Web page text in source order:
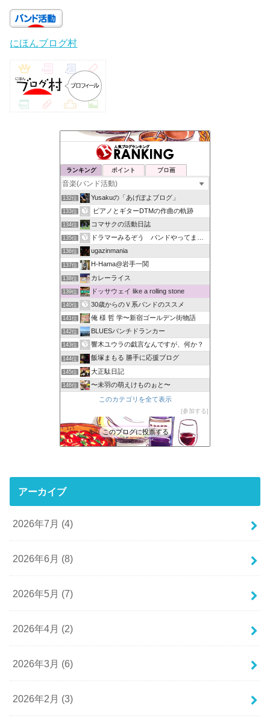
にほんブログ村
ランキング ポイント ブロ画
132位 Yusakuの「あげぽよブログ」
133位 ピアノとギターDTMの作曲の軌跡
134位 コマサクの活動日誌
135位 ドラマーみるぞう バンドやってまするぅ
136位 ugazinmania
137位 H-Hama@岩手一関
138位 カレーライス
139位 ドッサウェイ like a rolling stone
140位 30歳からのＶ系バンドのススメ
141位 俺 様 哲 学〜新宿ゴールデン街物語
142位 BLUESパンチドランカー
143位 響木ユウラの戯言なんですが、何か？
144位 飯塚まもる 勝手に応援ブログ
145位 大正駄日記
146位 〜未羽の萌えけものぉと〜
このカテゴリを全て表示
参加する
このブログに投票する
アーカイブ
2026年7月 (4)
2026年6月 (8)
2026年5月 (7)
2026年4月 (2)
2026年3月 (6)
2026年2月 (3)